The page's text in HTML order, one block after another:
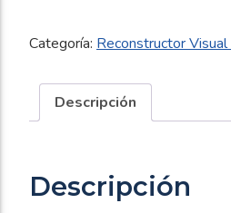
Categoría: Reconstructor
Descripción
Descripción